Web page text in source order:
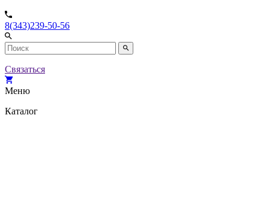
8(343)239-50-56
Связаться
Меню
Каталог